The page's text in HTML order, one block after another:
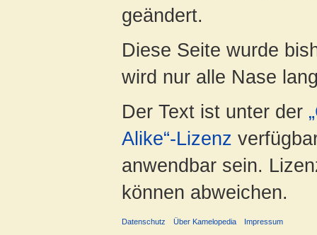
geändert.
Diese Seite wurde
wird nur alle Nase
Der Text ist unter der
Alike“-Lizenz
anwendbar sein.
können abweichen.
Datenschutz Über Kamelopedia Impressum